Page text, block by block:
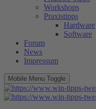
Workshops
Praxistipps
Hardware
Software
Forum
News
Impressum
Mobile Menu Toggle